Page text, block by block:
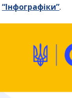
“Інфографіки”.